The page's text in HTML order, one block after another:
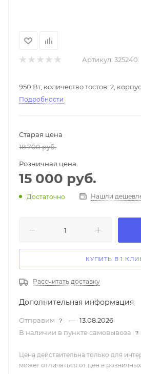
Артикул: 325240
950 Вт, количество тостов: 2,
Подробности
Старая цена
18 700руб.
Розничная цена
15 000 руб.
Достаточно Нашли
КУПИТЬ В 1
Рассчитать доставку
Дополнительная информация
Отправим ? — 13.08.2026
В наличии в пункте самовывоза
?
Цена действительна только для
может отличаться от цен в